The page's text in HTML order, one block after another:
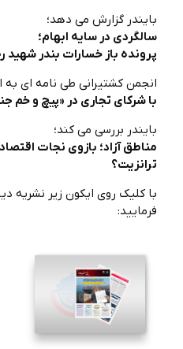
بایندر گزارش می دهد؛
سالگردی در سایه ابهام؛
پرونده باز خسارات بندر شهید
انجمن کشتیرانی طی نامه ای به
با شرکای تجاری در «پیچ و خم
بایندر بررسی می کند؛
مناطق آزاد؛ بازوی نجات
ترانزیت؟
با کلیک روی ایکون زیر نشریه
فرمایید: